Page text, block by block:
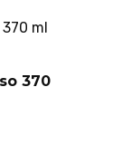
370